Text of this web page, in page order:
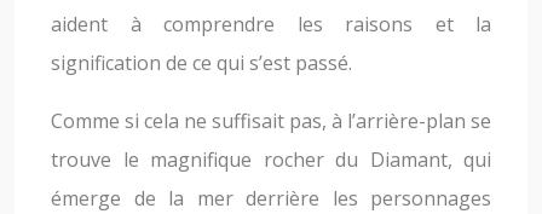
aident à comprendre les raisons et la
signification de ce qui s’est passé.
Comme si cela ne suffisait pas, à l’arrière-plan se
trouve le magnifique rocher du Diamant, qui
émerge de la mer derrière les personnages